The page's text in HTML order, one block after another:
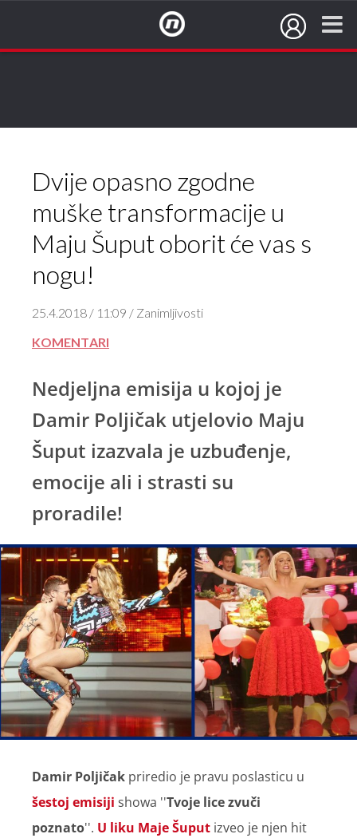
Dvije opasno zgodne
muške transformacije u
Maju Šuput oborit će vas s
nogu!
25.4.2018 / 11:09 / Zanimljivosti
KOMENTARI
Nedjeljna emisija u kojoj je
Damir Poljičak utjelovio Maju
Šuput izazvala je uzbuđenje,
emocije ali i strasti su
proradile!
Damir Poljičak priredio je pravu poslasticu u
šestoj emisiji showa ''Tvoje lice zvuči
poznato''. U liku Maje Šuput izveo je njen hit
Luke Bulića